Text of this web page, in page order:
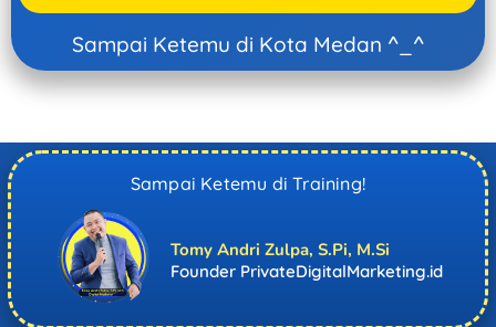
Sampai Ketemu di Kota Medan ^_^
Sampai Ketemu di Training!
Tomy Andri Zulpa, S.Pi, M.Si
Founder PrivateDigitalMarketing.id